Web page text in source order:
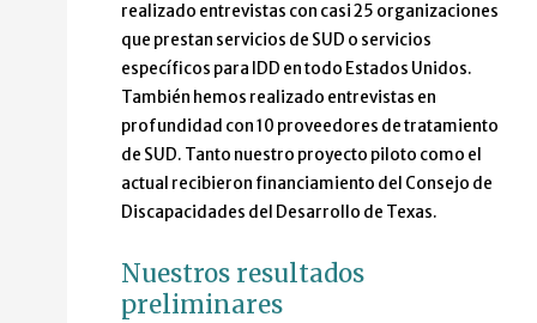
realizado entrevistas con casi 25 organizaciones
que prestan servicios de SUD o servicios
específicos para IDD en todo Estados Unidos.
También hemos realizado entrevistas en
profundidad con 10 proveedores de tratamiento
de SUD. Tanto nuestro proyecto piloto como el
actual recibieron financiamiento del Consejo de
Discapacidades del Desarrollo de Texas.
Nuestros resultados
preliminares